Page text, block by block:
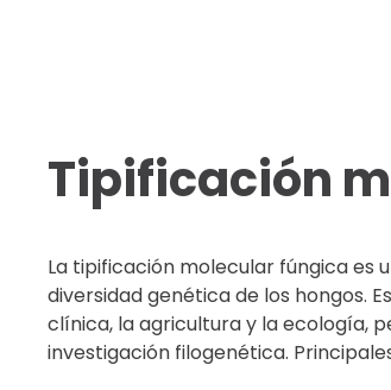
Tipificación
La tipificación molecular fúngica es
diversidad genética de los hongos.
clínica, la agricultura y la ecología,
investigación filogenética.